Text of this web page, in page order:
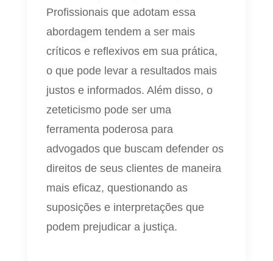
Profissionais que adotam essa
abordagem tendem a ser mais
críticos e reflexivos em sua prática,
o que pode levar a resultados mais
justos e informados. Além disso, o
zeteticismo pode ser uma
ferramenta poderosa para
advogados que buscam defender os
direitos de seus clientes de maneira
mais eficaz, questionando as
suposições e interpretações que
podem prejudicar a justiça.